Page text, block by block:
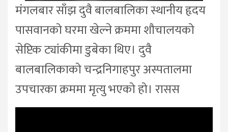
मंगलबार साँझ दुवै बालबालिका स्थानीय हृदय
पासवानको घरमा खेल्ने क्रममा शौचालयको
सेप्टिक ट्यांकीमा डुबेका थिए। दुवै
बालबालिकाको चन्द्रनिगाहपुर अस्पतालमा
उपचारका क्रममा मृत्यु भएको हो। रासस